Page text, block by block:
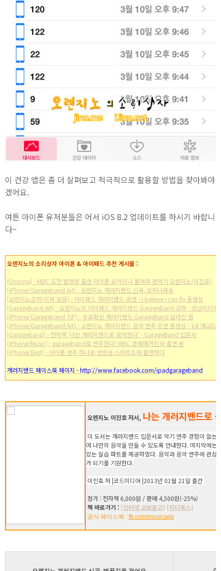
이 건강 앱은 좀 더 살펴보고 적극적으로 활용할 방법을 찾아봐야
겠어요.
여튼 아이폰 유저분들은 어서 iOS 8.2 업데이트를 하시기 바랍니
다~
오렌지노의 소리상자 아이폰 & 아이패드 추천 게시물 :
[Ocarina] - MBC 도전 발명왕 출연 아이폰 오카리나 불어라 관악기 오렌지노(이진호)
[iPhone/Garageband Art] - 오렌지노 개러지밴드 신곡, 오키나와송
[오렌지노상자/리뷰 모음] - 아이패드 개러지밴드 공연 - I believe i can fly 동영상
[Garageband Art] - 오렌지노의 아이패드 개러지밴드 GarageBand 강좌 - 성남미디어
[iPhone/Garageband TIP] - 무료화된 개러지밴드 GarageBand 달라진 점
[iPhone/Garageband Art] - 오렌지노 개러지밴드 음악 연주 강연 동영상 - 1st 애교
[Garageband] - 전자책 '나는 개러지밴드로 음악한다' - GarageBand 입문서
[iPhone/Music] - garageband로 연주한다! MBC 경제매거진 M 출연 분
[iPhone/Best] - 아이폰 연주 하나로 생방송 스마트쇼에 출연하다
개러지밴드 페이스북 페이지 - http://www.facebook.com/ipadgarageband
오렌지노 이진호 저서, 나는 개러지밴드로
이 도서는 개러지밴드 입문서로 악기 연주 경험이 없
여 나만의 음악을 만들 수 있도록 안내한다. 마지막에
있는 실습 파트를 제공하였다. 음악과 음악 연주에 관
가 되기를 기원한다.
이진호 저 |코드미디어 |2013년 01월 21일 출간
정가 : 전자책 6,000원 / 판매 4,500원(-25%)
책 바로가기 : [인터넷 교보문고] [리디북스]
공식 페이스북 : fb.com/musicapp